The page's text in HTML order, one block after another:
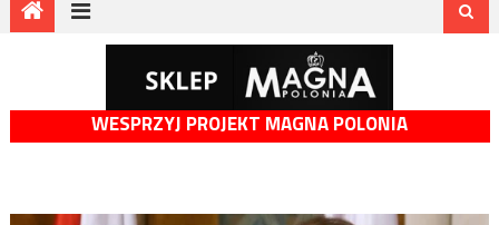
WESPRZYJ PROJEKT MAGNA POLONIA